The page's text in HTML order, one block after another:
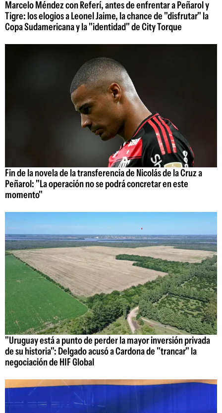
Marcelo Méndez con Referí, antes de enfrentar a Peñarol y
Tigre: los elogios a Leonel Jaime, la chance de "disfrutar" la
Copa Sudamericana y la "identidad" de City Torque
Fin de la novela de la transferencia de Nicolás de la Cruz a
Peñarol: "La operación no se podrá concretar en este
momento"
"Uruguay está a punto de perder la mayor inversión privada
de su historia": Delgado acusó a Cardona de "trancar" la
negociación de HIF Global